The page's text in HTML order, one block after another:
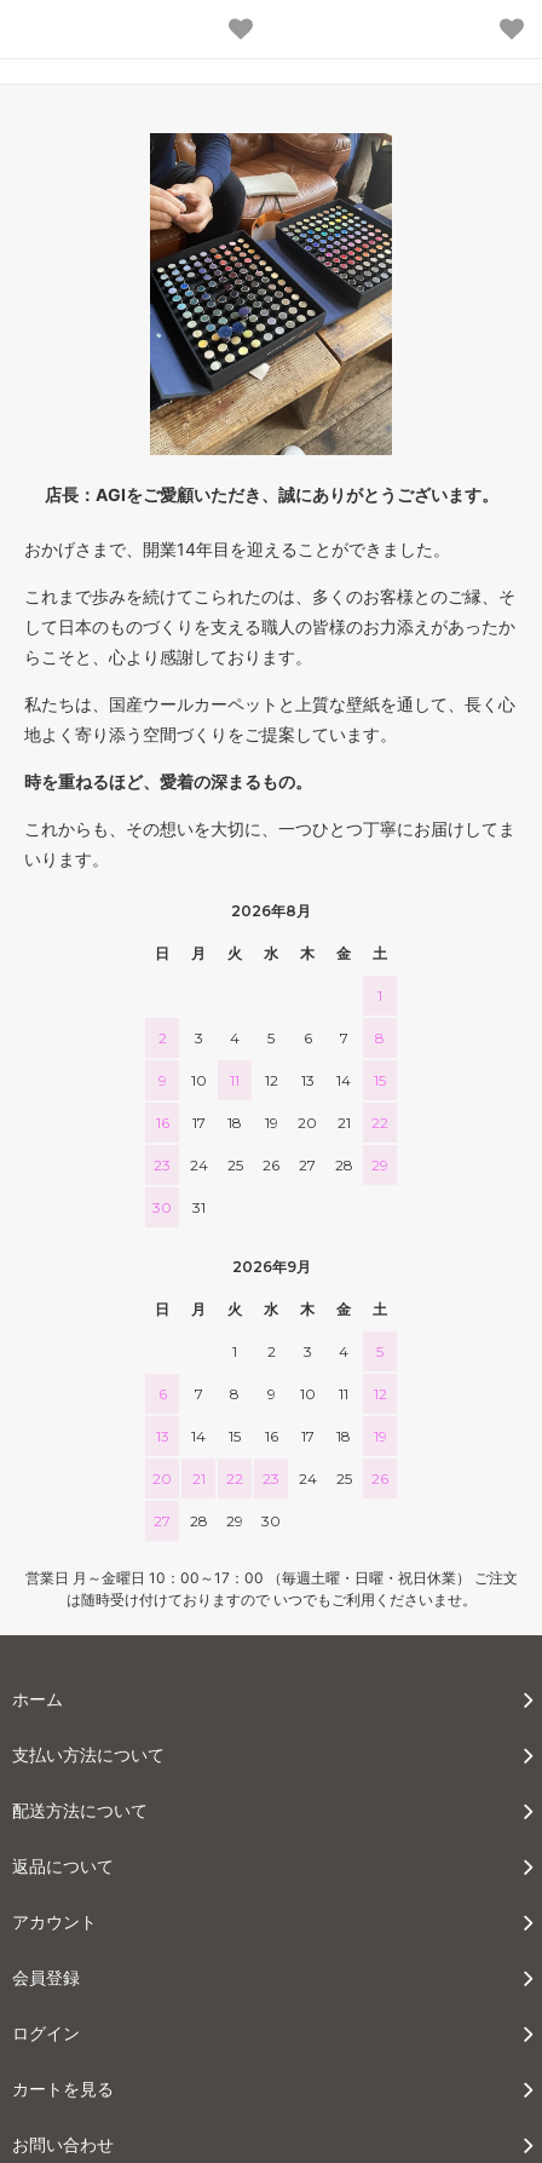
店長：AGIをご愛顧いただき、誠にありがとうございます。
おかげさまで、開業14年目を迎えることができました。
これまで歩みを続けてこられたのは、多くのお客様とのご縁、そ
して日本のものづくりを支える職人の皆様のお力添えがあったか
らこそと、心より感謝しております。
私たちは、国産ウールカーペットと上質な壁紙を通して、長く心
地よく寄り添う空間づくりをご提案しています。
時を重ねるほど、愛着の深まるもの。
これからも、その想いを大切に、一つひとつ丁寧にお届けしてま
いります。
2026年8月
日 月 火 水 木 金 土
1
2 3 4 5 6 7 8
9 10 11 12 13 14 15
16 17 18 19 20 21 22
23 24 25 26 27 28 29
30 31
2026年9月
日 月 火 水 木 金 土
1 2 3 4 5
6 7 8 9 10 11 12
13 14 15 16 17 18 19
20 21 22 23 24 25 26
27 28 29 30
営業日 月～金曜日 10：00～17：00 （毎週土曜・日曜・祝日休業） ご注文
は随時受け付けておりますので いつでもご利用くださいませ。
ホーム
支払い方法について
配送方法について
返品について
アカウント
会員登録
ログイン
カートを見る
お問い合わせ